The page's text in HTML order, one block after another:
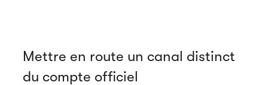
Mettre en route un canal distinct
du compte officiel